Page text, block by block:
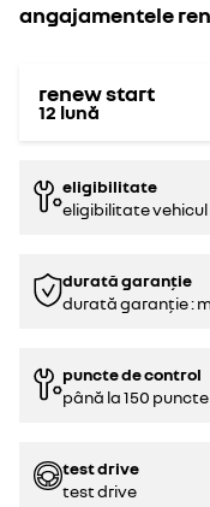
angajamentele
renew start
12 lună
eligibilitate
eligibilitate vehicul
durată garanție
durată garanție :
puncte de control
până la 150
test drive
test drive